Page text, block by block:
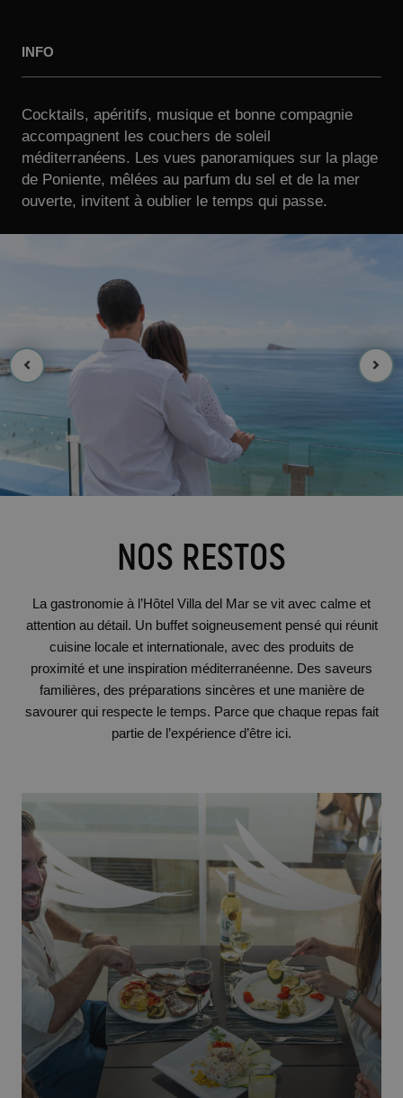
INFO
Cocktails, apéritifs, musique et bonne compagnie
accompagnent les couchers de soleil
méditerranéens. Les vues panoramiques sur la plage
de Poniente, mêlées au parfum du sel et de la mer
ouverte, invitent à oublier le temps qui passe.
NOS RESTOS
La gastronomie à l’Hôtel Villa del Mar se vit avec calme et
attention au détail. Un buffet soigneusement pensé qui réunit
cuisine locale et internationale, avec des produits de
proximité et une inspiration méditerranéenne. Des saveurs
familières, des préparations sincères et une manière de
savourer qui respecte le temps. Parce que chaque repas fait
partie de l’expérience d’être ici.